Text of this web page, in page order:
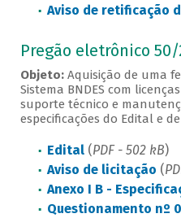
Aviso de retificação
Pregão eletrônico 50/
Objeto: Aquisição de uma
Sistema BNDES com
suporte técnico e
especificações do Edital e
Edital(PDF - 502 kB)
Aviso de licitação (
Anexo I B -
Questionamento nº